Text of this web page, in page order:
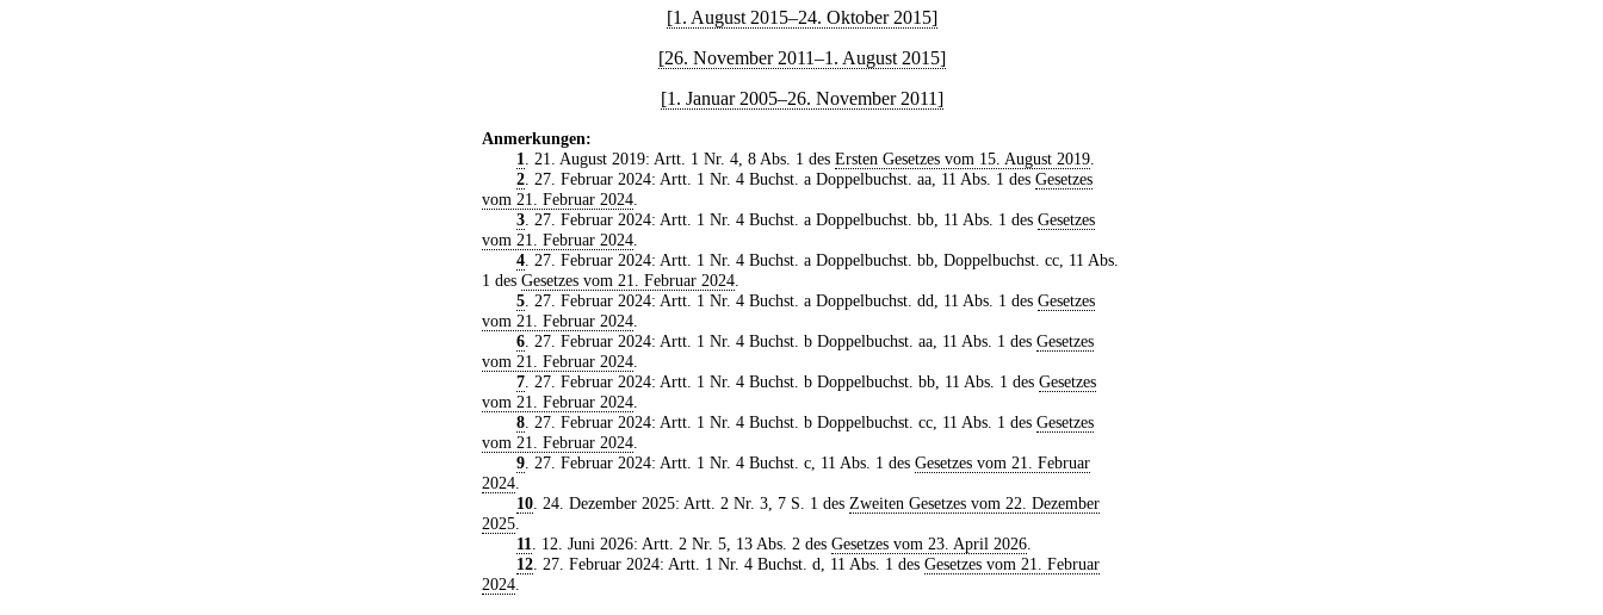
[1. August 2015–24. Oktober 2015]
[26. November 2011–1. August 2015]
[1. Januar 2005–26. November 2011]
Anmerkungen:
1
. 21. August 2019: Artt. 1 Nr. 4, 8 Abs. 1 des Ersten Gesetzes vom 15. August 2019.
2. 27. Februar 2024: Artt. 1 Nr. 4 Buchst. a Doppelbuchst. aa, 11 Abs. 1 des Gesetzes
vom 21. Februar 2024
3. 27. Februar 2024: Artt. 1 Nr. 4 Buchst. a Doppelbuchst. bb, 11 Abs. 1 des Gesetzes
vom 21. Februar 2024
4. 27. Februar 2024: Artt. 1 Nr. 4 Buchst. a Doppelbuchst. bb, Doppelbuchst. cc, 11 Abs.
1 des Gesetzes vom 21. Februar 2024
5. 27. Februar 2024: Artt. 1 Nr. 4 Buchst. a Doppelbuchst. dd, 11 Abs. 1 des Gesetzes
vom 21. Februar 2024
6. 27. Februar 2024: Artt. 1 Nr. 4 Buchst. b Doppelbuchst. aa, 11 Abs. 1 des Gesetzes
vom 21. Februar 2024
7. 27. Februar 2024: Artt. 1 Nr. 4 Buchst. b Doppelbuchst. bb, 11 Abs. 1 des Gesetzes
vom 21. Februar 2024
8. 27. Februar 2024: Artt. 1 Nr. 4 Buchst. b Doppelbuchst. cc, 11 Abs. 1 des Gesetzes
vom 21. Februar 2024
9. 27. Februar 2024: Artt. 1 Nr. 4 Buchst. c, 11 Abs. 1 des Gesetzes vom 21. Februar
2024
10. 24. Dezember 2025: Artt. 2 Nr. 3, 7 S. 1 des Zweiten Gesetzes vom 22. Dezember
2025
11
. 12. Juni 2026: Artt. 2 Nr. 5, 13 Abs. 2 des Gesetzes vom 23. April 2026.
12. 27. Februar 2024: Artt. 1 Nr. 4 Buchst. d, 11 Abs. 1 des Gesetzes vom 21. Februar
2024